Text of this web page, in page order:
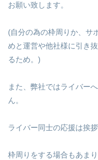
お願い致します。
(自分の為の枠周りか、サ
めと運営や他社様に引き
るため。)
また、弊社ではライバー
ん。
ライバー同士の応援は挨
枠周りをする場合もあま